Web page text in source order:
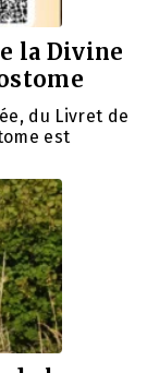
la Divine
du Livret de
est